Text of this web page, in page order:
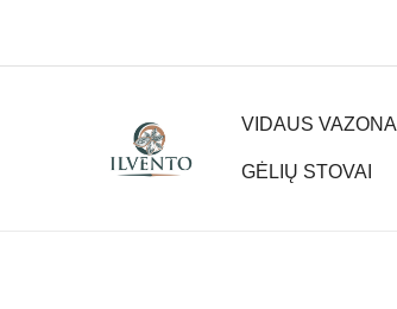
VIDAUS VAZONAI
GĖLIŲ STOVAI